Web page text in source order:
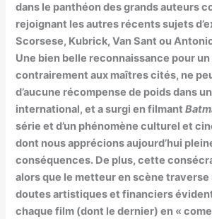
dans le panthéon des grands auteurs
rejoignant les autres récents sujets
Scorsese, Kubrick, Van Sant ou
Une bien belle reconnaissance pour
contrairement aux maîtres cités, ne
d’aucune récompense de poids dans
international, et a surgi en filmant
série et d’un phénomène culturel et
dont nous apprécions aujourd’hui
conséquences. De plus, cette
alors que le metteur en scène traverse
doutes artistiques et financiers
chaque film (dont le dernier) en «